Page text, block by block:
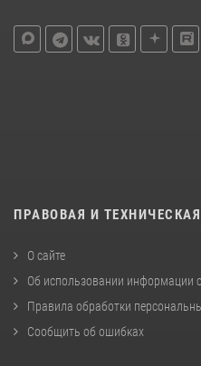
ПРАВОВАЯ И
О сайте
Об использовании информации
Правила обработки
Сообщить об ошибках